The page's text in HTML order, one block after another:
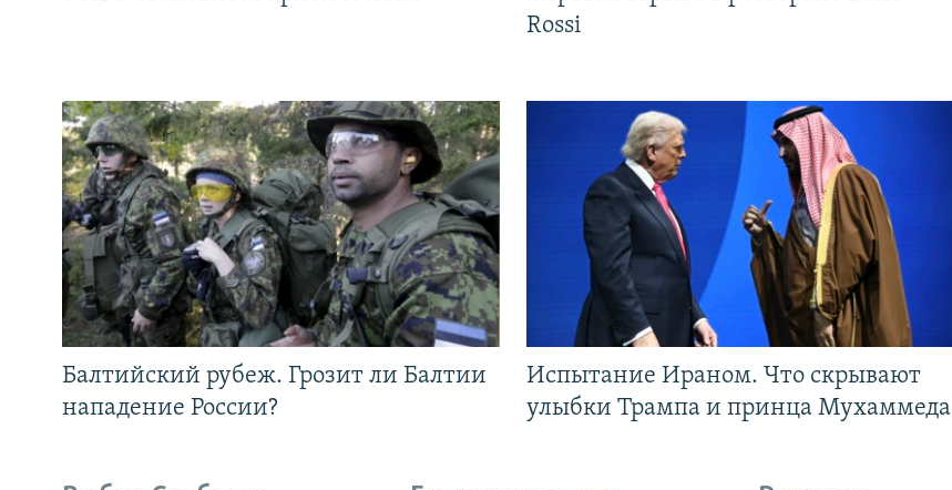
Rossi
Балтийский рубеж. Грозит ли Балтии
нападение России?
Испытание Ираном. Что скрывают
улыбки Трампа и принца Мухаммеда